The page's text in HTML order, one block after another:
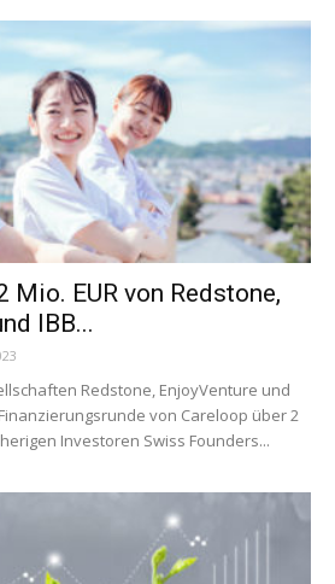
Mio. EUR von Redstone,
IBB...
Redstone, EnjoyVenture und
von Careloop über 2
Investoren Swiss Founders...